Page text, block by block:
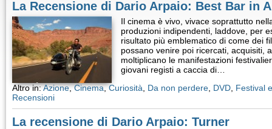
La Recensione di Dario Arpaio: Best Bar in
Il cinema è vivo, vivace soprattutto
produzioni indipendenti, laddove, per
risultato più emblematico di come dei
possano venire poi ricercati, acquisiti,
moltiplicano le manifestazioni
giovani registi a caccia di…
Altro in:Azione,Cinema,Curiosità Da non perdere DVD Festival
Recensioni
La recensione di Dario Arpaio: Turner